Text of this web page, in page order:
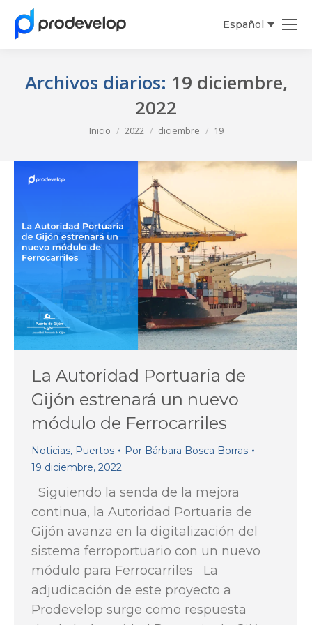
Español
Archivos diarios: 19 diciembre,
2022
Inicio 2022 diciembre 19
La Autoridad Portuaria de
Gijón estrenará un nuevo
módulo de Ferrocarriles
Noticias, Puertos Por Bárbara Bosca Borras
19 diciembre, 2022
Siguiendo la senda de la mejora
continua, la Autoridad Portuaria de
Gijón avanza en la digitalización del
sistema ferroportuario con un nuevo
módulo para Ferrocarriles La
adjudicación de este proyecto a
Prodevelop surge como respuesta